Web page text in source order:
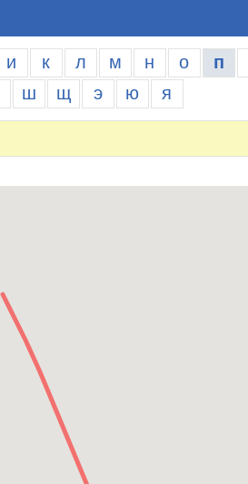
и к л м н о п
ш щ э ю я